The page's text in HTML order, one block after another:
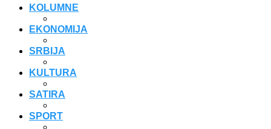
KOLUMNE
EKONOMIJA
SRBIJA
KULTURA
SATIRA
SPORT